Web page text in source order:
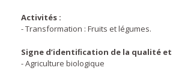
Activités :
- Transformation : Fruits et légumes.
Signe d’identiﬁcation de la qualité
- Agriculture biologique